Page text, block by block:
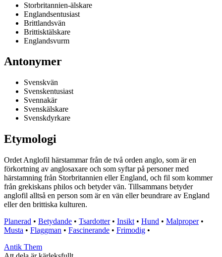
Storbritannien-älskare
Englandsentusiast
Brittlandsvän
Brittisktälskare
Englandsvurm
Antonymer
Svenskvän
Svenskentusiast
Svennakär
Svenskälskare
Svenskdyrkare
Etymologi
Ordet Anglofil härstammar från de två orden anglo, som är en
förkortning av anglosaxare och som syftar på personer med
härstamning från Storbritannien eller England, och fil som kommer
från grekiskans philos och betyder vän. Tillsammans betyder
anglofil alltså en person som är en vän eller beundrare av England
eller den brittiska kulturen.
Planerad • Betydande • Tsardotter• Insikt • Hund • Malproper•
Musta • Flaggman • Fascinerande • Frimodig •
Antik Them